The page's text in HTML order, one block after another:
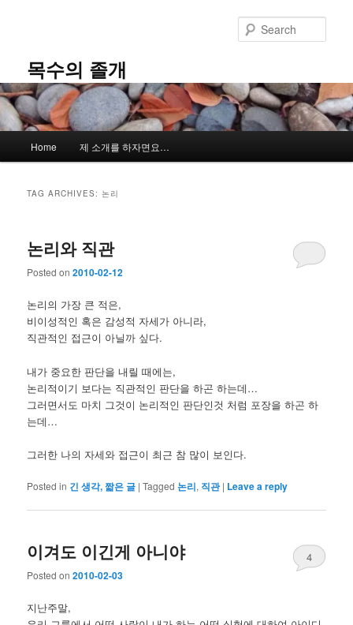
content
content목수의 졸개
Home 제 소개를 하자면요…
TAG ARCHIVES:논리
논리와 직관
Posted on2010-02-12
논리의 가장 큰 적은,
비이성적인 혹은 감성적 자세가 아니라,
직관적인 접근이 아닐까 싶다.
내가 중요한 판단을 내릴 때에는,
논리적이기 보다는 직관적인 판단을 하곤 하는데…
그러면서도 마치 그것이 논리적인 판단인것 처럼 포장을 하곤 하
는데…
그러한 나의 자세와 접근이 최근 참 많이 보인다.
Posted in 긴 생각, 짧은 글 |Tagged 논리, 직관 | Leave a reply
이겨도 이긴게 아니야
Posted on2010-02-03
4
지난주말,